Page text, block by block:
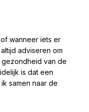
wanneer iets er
adviseren om
gezondheid van de
is dat een
samen naar de